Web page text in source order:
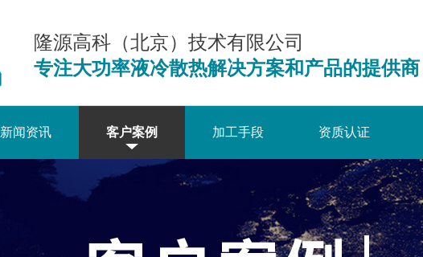
隆源高科（北京）技术有限公司
专注大功率液冷散热解决方案和产品的提供商
新闻资讯 客户案例 加工手段 资质认证